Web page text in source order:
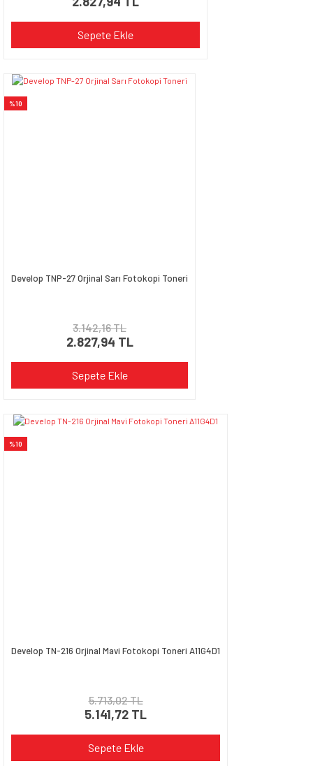
Sepete Ekle
%10
Develop TNP-27 Orjinal Sarı Fotokopi Toneri
3.142,16 TL
2.827,94 TL
Sepete Ekle
%10
Develop TN-216 Orjinal Mavi Fotokopi Toneri A11G4D1
5.713,02 TL
5.141,72 TL
Sepete Ekle